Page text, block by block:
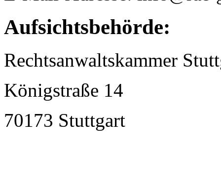
Aufsichtsbehörde:
Rechtsanwaltskammer
Königstraße 14
70173 Stuttgart